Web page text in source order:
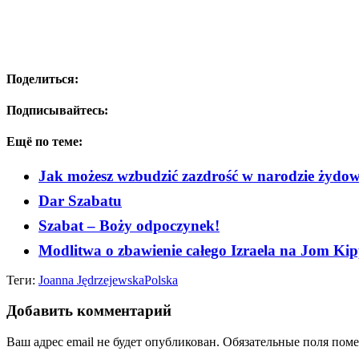
Поделиться:
Подписывайтесь:
Ещё по теме:
Jak możesz wzbudzić zazdrość w narodzie
Dar Szabatu
Szabat – Boży odpoczynek!
Modlitwa o zbawienie całego Izraela na Jom
Теги: Joanna JędrzejewskaPolska
Добавить комментарий
Ваш адрес email не будет опубликован. Обязательные поля